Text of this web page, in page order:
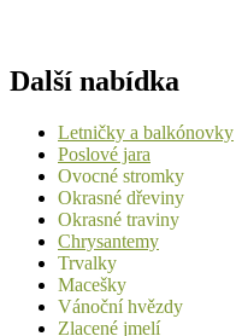
Další nabídka
Letničky a balkónovky
Poslové jara
Ovocné stromky
Okrasné dřeviny
Okrasné traviny
Chrysantemy
Trvalky
Macešky
Vánoční hvězdy
Zlacené jmelí